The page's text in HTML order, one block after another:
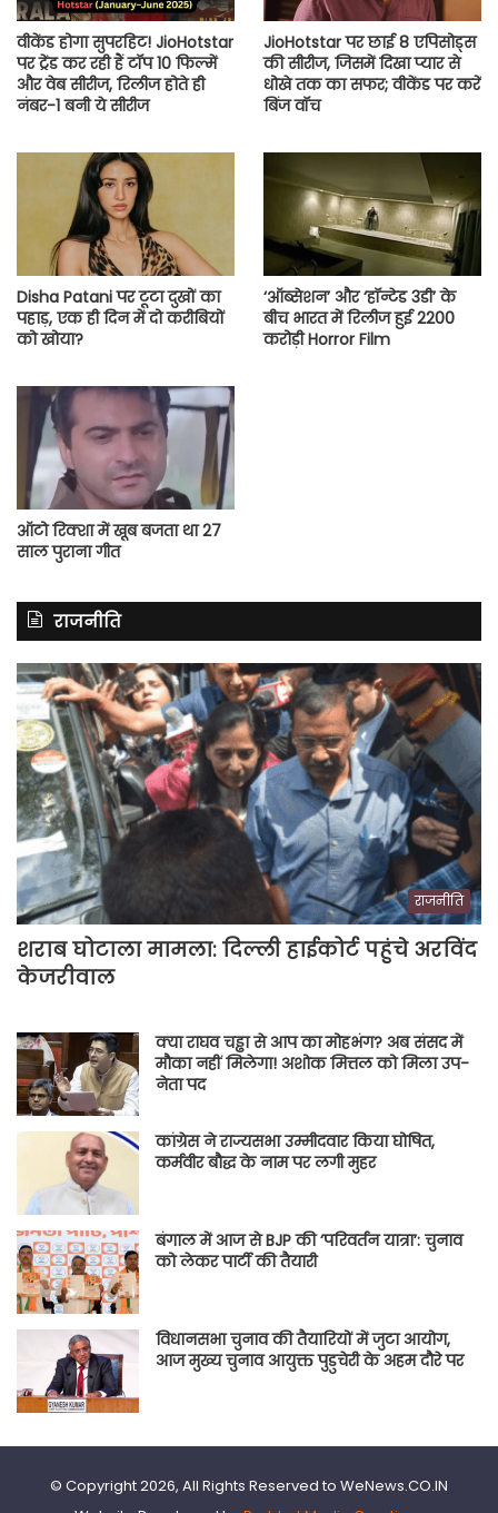
वीकेंड होगा सुपरहिट! JioHotstar
पर ट्रेंड कर रही हैं टॉप 10 फिल्में
और वेब सीरीज, रिलीज होते ही
नंबर-1 बनी ये सीरीज
JioHotstar पर छाई 8 एपिसोड्स
की सीरीज, जिसमें दिखा प्यार से
धोखे तक का सफर; वीकेंड पर करें
बिंज वॉच
Disha Patani पर टूटा दुखों का
पहाड़, एक ही दिन में दो करीबियों
को खोया?
‘ऑब्सेशन’ और ‘हॉन्टेड 3डी’ के
बीच भारत में रिलीज हुई 2200
करोड़ी Horror Film
ऑटो रिक्शा में खूब बजता था 27
साल पुराना गीत
राजनीति
राजनीति
शराब घोटाला मामला: दिल्ली हाईकोर्ट पहुंचे अरविंद
केजरीवाल
क्या राघव चड्ढा से आप का मोहभंग? अब संसद में
मौका नहीं मिलेगा! अशोक मित्तल को मिला उप-
नेता पद
कांग्रेस ने राज्यसभा उम्मीदवार किया घोषित,
कर्मवीर बौद्ध के नाम पर लगी मुहर
बंगाल में आज से BJP की ‘परिवर्तन यात्रा’: चुनाव
को लेकर पार्टी की तैयारी
विधानसभा चुनाव की तैयारियों में जुटा आयोग,
आज मुख्य चुनाव आयुक्त पुडुचेरी के अहम दौरे पर
© Copyright 2026, All Rights Reserved to WeNews.CO.IN